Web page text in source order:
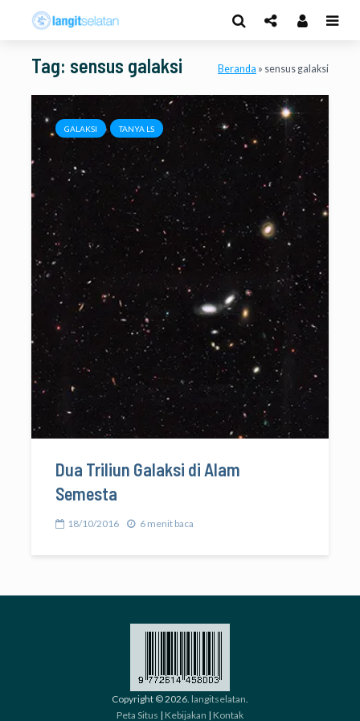
Tag: sensus galaksi Beranda » sensus galaksi
GALAKSI TANYA LS
Dua Triliun Galaksi di Alam
Semesta
18/10/2016 6 menit baca
Copyright © 2026. langitselatan
Peta Situs | Kebijakan | Kontak